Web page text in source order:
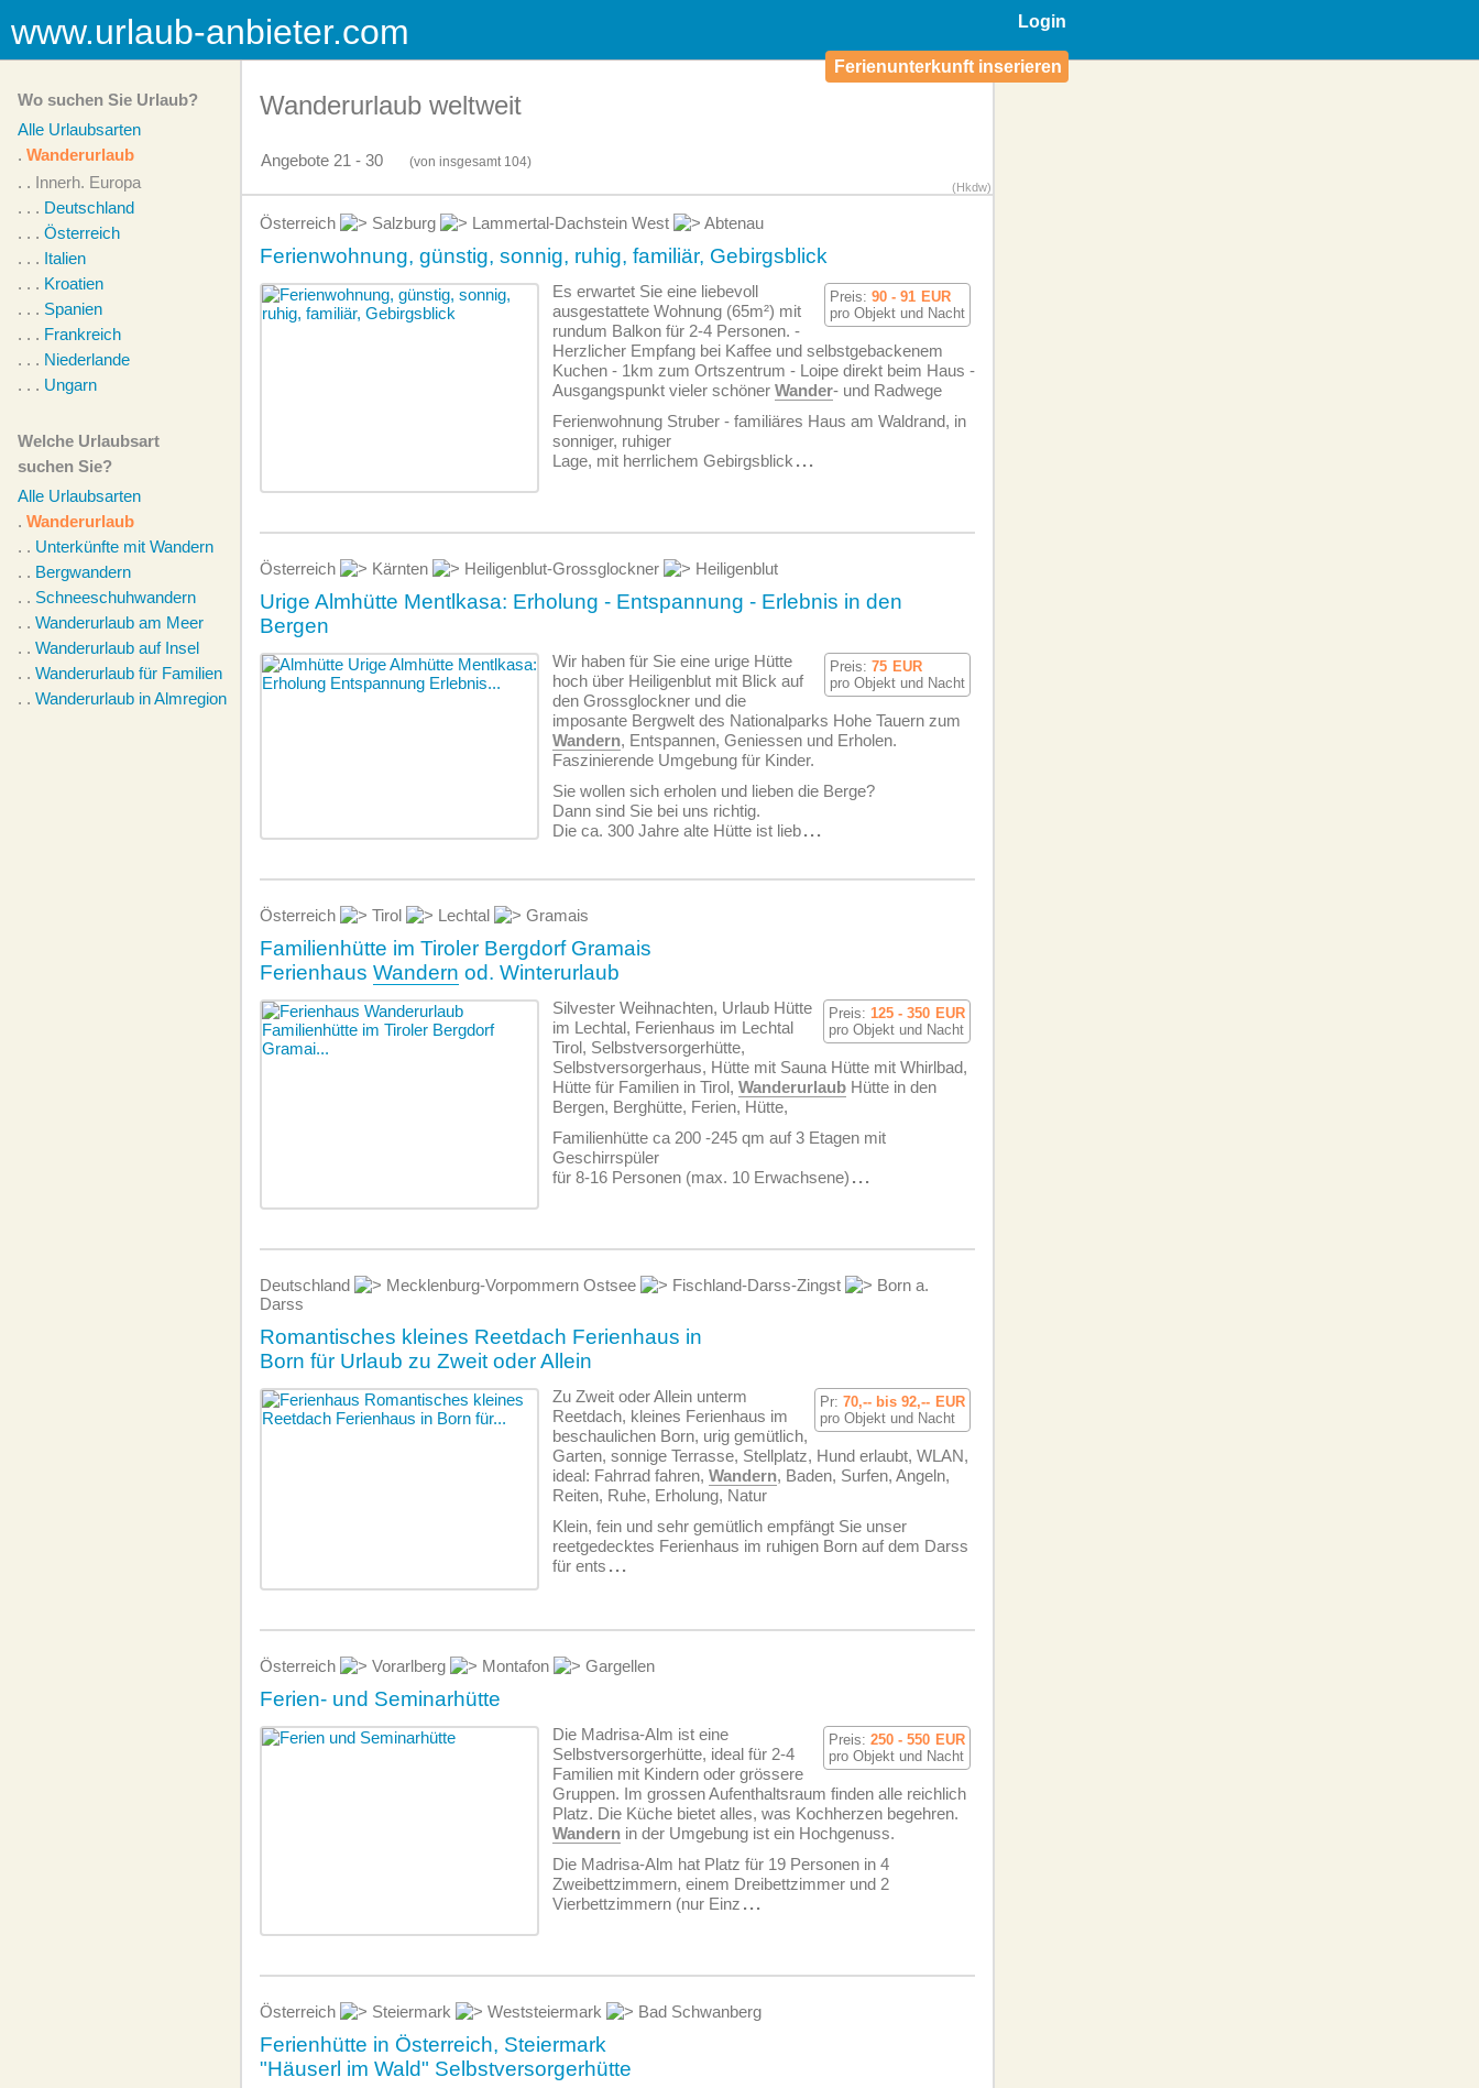
Login
Ferienunterkunft inserieren
www.urlaub-anbieter.com
Wo suchen Sie Urlaub?
Alle Urlaubsarten
. Wanderurlaub
. . Innerh. Europa
. . . Deutschland
. . . Österreich
. . . Italien
. . . Kroatien
. . . Spanien
. . . Frankreich
. . . Niederlande
. . . Ungarn
Welche Urlaubsart
suchen Sie?
Alle Urlaubsarten
. Wanderurlaub
. . Unterkünfte mit Wandern
. . Bergwandern
. . Schneeschuhwandern
. . Wanderurlaub am Meer
. . Wanderurlaub auf Insel
. . Wanderurlaub für Familien
. . Wanderurlaub in Almregion
Wanderurlaub weltweit
Angebote 21 - 30 (von insgesamt104)
(Hkdw)
Österreich Salzburg Lammertal-Dachstein West Abtenau
Ferienwohnung, günstig, sonnig, ruhig, familiär, Gebirgsblick
Preis: 90 - 91 EUR
pro Objekt und Nacht
Es erwartet Sie eine liebevoll
ausgestattete Wohnung (65m²) mit
rundum Balkon für 2-4 Personen. -
Herzlicher Empfang bei Kaffee und selbstgebackenem
Kuchen - 1km zum Ortszentrum - Loipe direkt beim Haus -
Ausgangspunkt vieler schöner Wander- und Radwege
Ferien­wohnung Struber - familiäres Haus am Waldrand, in
sonniger, ruhiger
Lage, mit herrlichem Gebirgsblick ...
Österreich Kärnten Heiligenblut-Grossglockner Heiligenblut
Urige Almhütte Mentlkasa: Erholung - Entspannung - Erlebnis in den
Bergen
Preis: 75 EUR
pro Objekt und Nacht
Wir haben für Sie eine urige Hütte
hoch über Heiligenblut mit Blick auf
den Grossglockner und die
imposante Bergwelt des Nationalparks Hohe Tauern zum
Wandern, Entspannen, Geniessen und Erholen.
Faszinierende Umgebung für Kinder.
Sie wollen sich erholen und lieben die Berge?
Dann sind Sie bei uns richtig.
Die ca. 300 Jahre alte Hütte ist lieb...
Österreich Tirol Lechtal Gramais
Familienhütte im Tiroler Bergdorf Gramais
Ferienhaus Wandern od. Winterurlaub
Preis: 125 - 350 EUR
pro Objekt und Nacht
Silvester Weihnachten, Urlaub Hütte
im Lechtal, Ferienhaus im Lechtal
Tirol, Selbstversorgerhütte,
Selbstversorgerhaus, Hütte mit Sauna Hütte mit Whirlbad,
Hütte für Familien in Tirol, Wanderurlaub Hütte in den
Bergen, Berghütte, Ferien, Hütte,
Familienhütte ca 200 -245 qm auf 3 Etagen mit
Geschirrspüler
für 8-16 Personen (max. 10 Erwachsene) ...
Deutschland Mecklenburg-Vorpommern Ostsee Fischland-Darss-Zingst
Born a.
Darss
Romantisches kleines Reetdach Ferienhaus in
Born für Urlaub zu Zweit oder Allein
Pr: 70,-- bis 92,-- EUR
pro Objekt und Nacht
Zu Zweit oder Allein unterm
Reetdach, kleines Ferienhaus im
beschaulichen Born, urig gemütlich,
Garten, sonnige Terrasse, Stellplatz, Hund erlaubt, WLAN,
ideal: Fahrrad fahren, Wandern, Baden, Surfen, Angeln,
Reiten, Ruhe, Erholung, Natur
Klein, fein und sehr gemütlich empfängt Sie unser
reetgedecktes Ferienhaus im ruhigen Born auf dem Darss
für ents ...
Österreich Vorarlberg Montafon Gargellen
Ferien- und Seminarhütte
Preis: 250 - 550 EUR
pro Objekt und Nacht
Die Madrisa-Alm ist eine
Selbstversorgerhütte, ideal für 2-4
Familien mit Kindern oder grössere
Gruppen. Im grossen Aufenthaltsraum finden alle reichlich
Platz. Die Küche bietet alles, was Kochherzen begehren.
Wandern in der Umgebung ist ein Hochgenuss.
Die Madrisa-Alm hat Platz für 19 Personen in 4
Zweibettzimmern, einem Dreibettzimmer und 2
Vierbettzimmern (nur Einz ...
Österreich Steiermark Weststeiermark Bad Schwanberg
Ferienhütte in Österreich, Steiermark
"Häuserl im Wald" Selbstversorgerhütte